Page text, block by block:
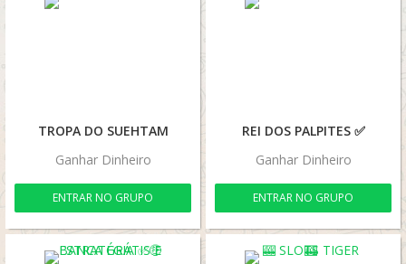
TROPA DO SUEHTAM
Ganhar Dinheiro
ENTRAR NO GRUPO
REI DOS PALPITES ✅
Ganhar Dinheiro
ENTRAR NO GRUPO